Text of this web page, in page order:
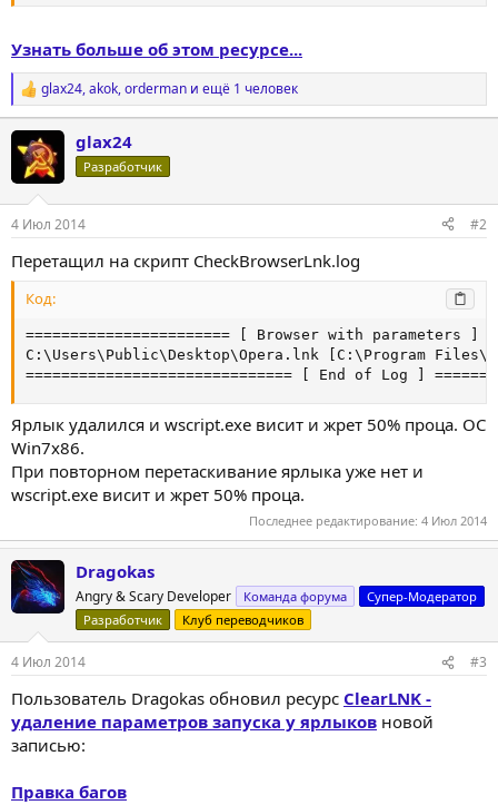
CheckBrowserLNK( CheckBrowserLnk.log
- вариант 3) запустить этот скрипт иввести путь и имя...
Узнать больше об этом ресурсе...
Р
е
а
к
ц
и
и
glax24,akok,orderman и ещё 1 человек
glax24
Разработчик
4 Июл 2014 #2
Перетащил на скрипт CheckBrowserLnk.log
Код:
======================= [ Browser with parameters ]
C:\Users\Public\Desktop\Opera.lnk [C:\Program
============================== [ End of Log ]
Ярлык удалился и wscript.exe висит и жрет 50% проца. ОС
Win7x86.
При повторном перетаскивание ярлыка уже нет и
wscript.exe висит и жрет 50% проца.
Последнее редактирование: 4 Июл 2014
Dragokas
Angry & Scary Developer Команда форума
Супер-Модератор
Разработчик
Клуб переводчиков
4 Июл 2014 #3
Пользователь Dragokas обновил ресурс ClearLNK -
удаление параметров запуска у ярлыков новой
записью:
Правка багов